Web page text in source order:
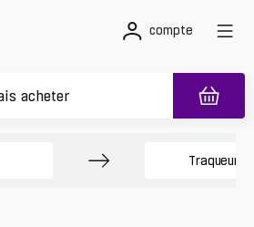
compte
Traqueurs